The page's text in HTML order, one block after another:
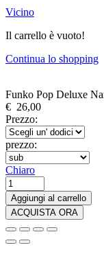
Vicino
Il carrello è vuoto!
Continua lo shopping
Funko Pop Deluxe
€ 26,00
Prezzo:
prezzo:
Chiaro
Funko
Pop
Deluxe
Naruto
Shippuden
Naruto
Aggiungi al carrello
ACQUISTA ORA